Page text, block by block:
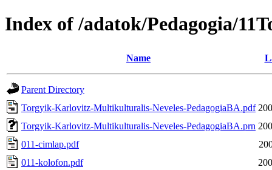
Index of /adatok/Pedagogia/
Name
Parent Directory
Torgyik-Karlovitz-Multikulturalis-Neveles-PedagogiaBA.pdf
Torgyik-Karlovitz-Multikulturalis-Neveles-PedagogiaBA.prn
011-cimlap.pdf
011-kolofon.pdf